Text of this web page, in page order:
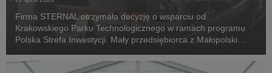
Firma STERNAL otrzymała decyzję o wsparciu od
Krakowskiego Parku Technologicznego w ramach programu
Polska Strefa Inwestycji. Mały przedsiębiorca z Małopolski
zwiększenie zdolności produkcyjnych istniejącego zakład...